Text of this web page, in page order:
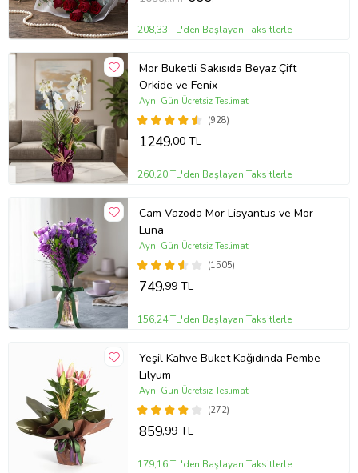
208,33 TL'den Başlayan Taksitlerle
Mor Buketli Sakısıda Beyaz Çift
Orkide ve Fenix
(928)
Aynı Gün Ücretsiz Teslimat
1249,00 TL
260,20 TL'den Başlayan Taksitlerle
Cam Vazoda Mor Lisyantus ve Mor
Luna
(1505)
Aynı Gün Ücretsiz Teslimat
749,99 TL
156,24 TL'den Başlayan Taksitlerle
Yeşil Kahve Buket Kağıdında Pembe
Lilyum
(272)
Aynı Gün Ücretsiz Teslimat
859,99 TL
179,16 TL'den Başlayan Taksitlerle